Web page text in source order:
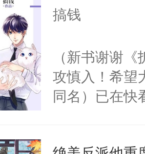
用力——为你
搞钱
（新书谢谢
攻慎入！希望
同名）已在快